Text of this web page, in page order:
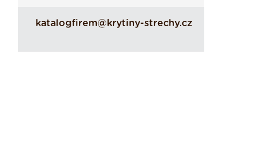
katalogfirem@krytiny-strechy.cz